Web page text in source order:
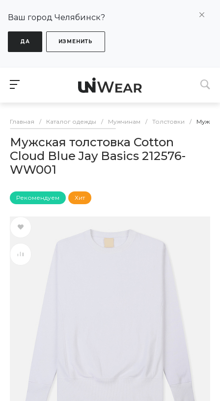
Ваш город Челябинск?
ДА ИЗМЕНИТЬ
Главная / Каталог одежды / Мужчинам / Толстовки /
Мужская толстовка Cotton
Cloud Blue Jay Basics 212576-
WW001
Рекомендуем Хит